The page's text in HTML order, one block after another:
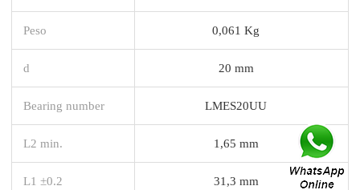
Peso 0,061 Kg
d 20 mm
Bearing number LMES20UU
L2 min. 1,65 mm
L1 ±0.2 31,3 mm